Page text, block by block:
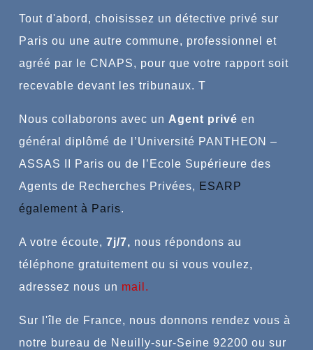
Tout d'abord, choisissez un détective privé sur
Paris ou une autre commune, professionnel et
agréé par le CNAPS, pour que votre rapport soit
recevable devant les tribunaux. T
Nous collaborons avec un Agent privé en
général
diplômé de l’Université PANTHEON –
ASSAS II Paris ou de l’Ecole Supérieure des
Agents de Recherches Privées, ESARP
également à Paris.
A votre écoute, 7j/7, nous répondons au
téléphone gratuitement ou si vous voulez,
adressez nous un mail .
Sur l'île de France, nous donnons rendez vous à
notre bureau de Neuilly-sur-Seine 92200 ou sur